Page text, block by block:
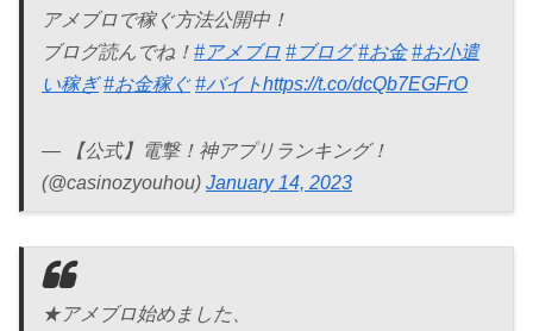
アメブロで稼ぐ方法公開中！
ブログ読んでね！ #アメブロ #ブログ #お金 #お小遣
い稼ぎ #お金稼ぐ #バイトhttps://t.co/dcQb7EGFrO
— 【公式】電撃！神アプリランキング！
(@casinozyouhou) January 14, 2023
★アメブロ始めました、